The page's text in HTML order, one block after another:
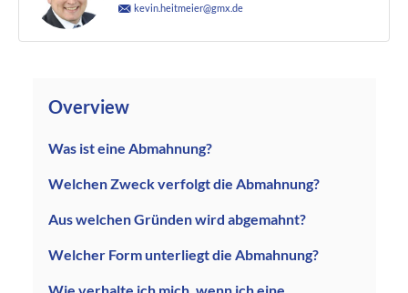
kevin.heitmeier@gmx.de
Overview
Was ist eine Abmahnung?
Welchen Zweck verfolgt die Abmahnung?
Aus welchen Gründen wird abgemahnt?
Welcher Form unterliegt die Abmahnung?
Wie verhalte ich mich, wenn ich eine